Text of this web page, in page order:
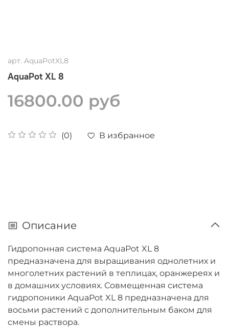
арт. AquaPotXL8
AquaPot XL 8
(0) В избранное
16800.00 руб
Описание
Гидропонная система AquaPot XL 8
предназначена для выращивания однолетних и
многолетних растений в теплицах, оранжереях и
в домашних условиях. Совмещенная система
гидропоники AquaPot XL 8 предназначена для
восьми растений с дополнительным баком для
смены раствора.